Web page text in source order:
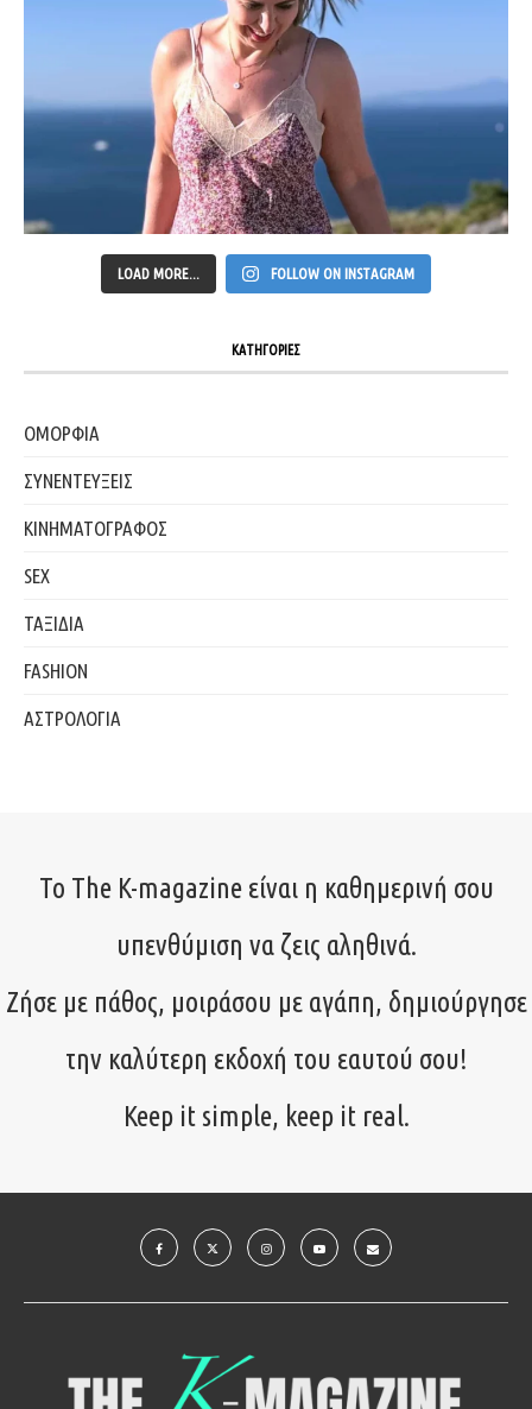
LOAD MORE... FOLLOW ON INSTAGRAM
ΚΑΤΗΓΟΡΙΕΣ
ΟΜΟΡΦΙΑ
ΣΥΝΕΝΤΕΥΞΕΙΣ
ΚΙΝΗΜΑΤΟΓΡΑΦΟΣ
SEX
ΤΑΞΙΔΙΑ
FASHION
ΑΣΤΡΟΛΟΓΙΑ
Το The K-magazine είναι η καθημερινή σου
υπενθύμιση να ζεις αληθινά.
Ζήσε με πάθος, μοιράσου με αγάπη, δημιούργησε
την καλύτερη εκδοχή του εαυτού σου!
Keep it simple, keep it real.